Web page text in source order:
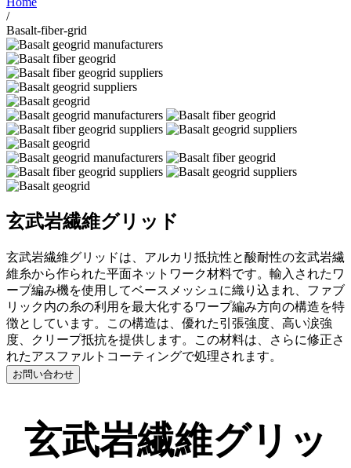
/
Basalt-fiber-grid
玄武岩繊維グリッド
玄武岩繊維グリッドは、アルカリ抵抗性と酸耐性の玄武岩繊
維糸から作られた平面ネットワーク材料です。輸入されたワ
ープ編み機を使用してベースメッシュに織り込まれ、ファブ
リック内の糸の利用を最大化するワープ編み方向の構造を特
徴としています。この構造は、優れた引張強度、高い涙強
度、クリープ抵抗を提供します。この材料は、さらに修正さ
れたアスファルトコーティングで処理されます。
お問い合わせ
玄武岩繊維グリッ